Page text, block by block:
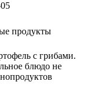
продукты
с грибами.
блюдо не